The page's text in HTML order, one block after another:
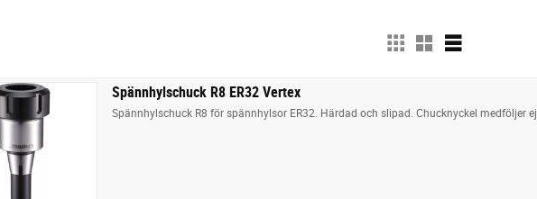
Spännhylschuck R8 ER32 Vertex
Spännhylschuck R8 för spännhylsor ER32. Härdad och slipad. Chucknyckel medföljer ej.